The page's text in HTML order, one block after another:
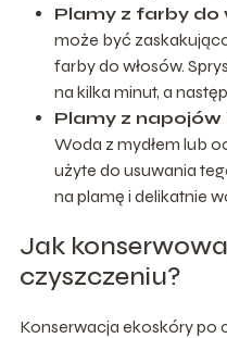
Plamy z farby do
może być
farby do włosów.
na kilka minut, a
Plamy z
Woda z mydłem lub
użyte do usuwania
na plamę i delikatnie
Jak
czyszczeniu?
Konserwacja ekoskóry po